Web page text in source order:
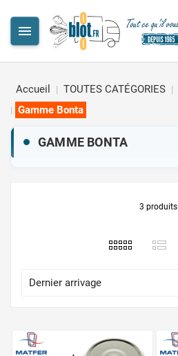

Accueil TOUTES CATÉGORIES
Gamme Bonta
GAMME BONTA
3 produits
Dernier arrivage